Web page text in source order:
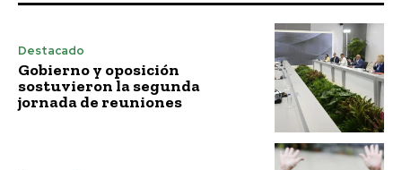
Destacado
Gobierno y oposición
sostuvieron la segunda
jornada de reuniones